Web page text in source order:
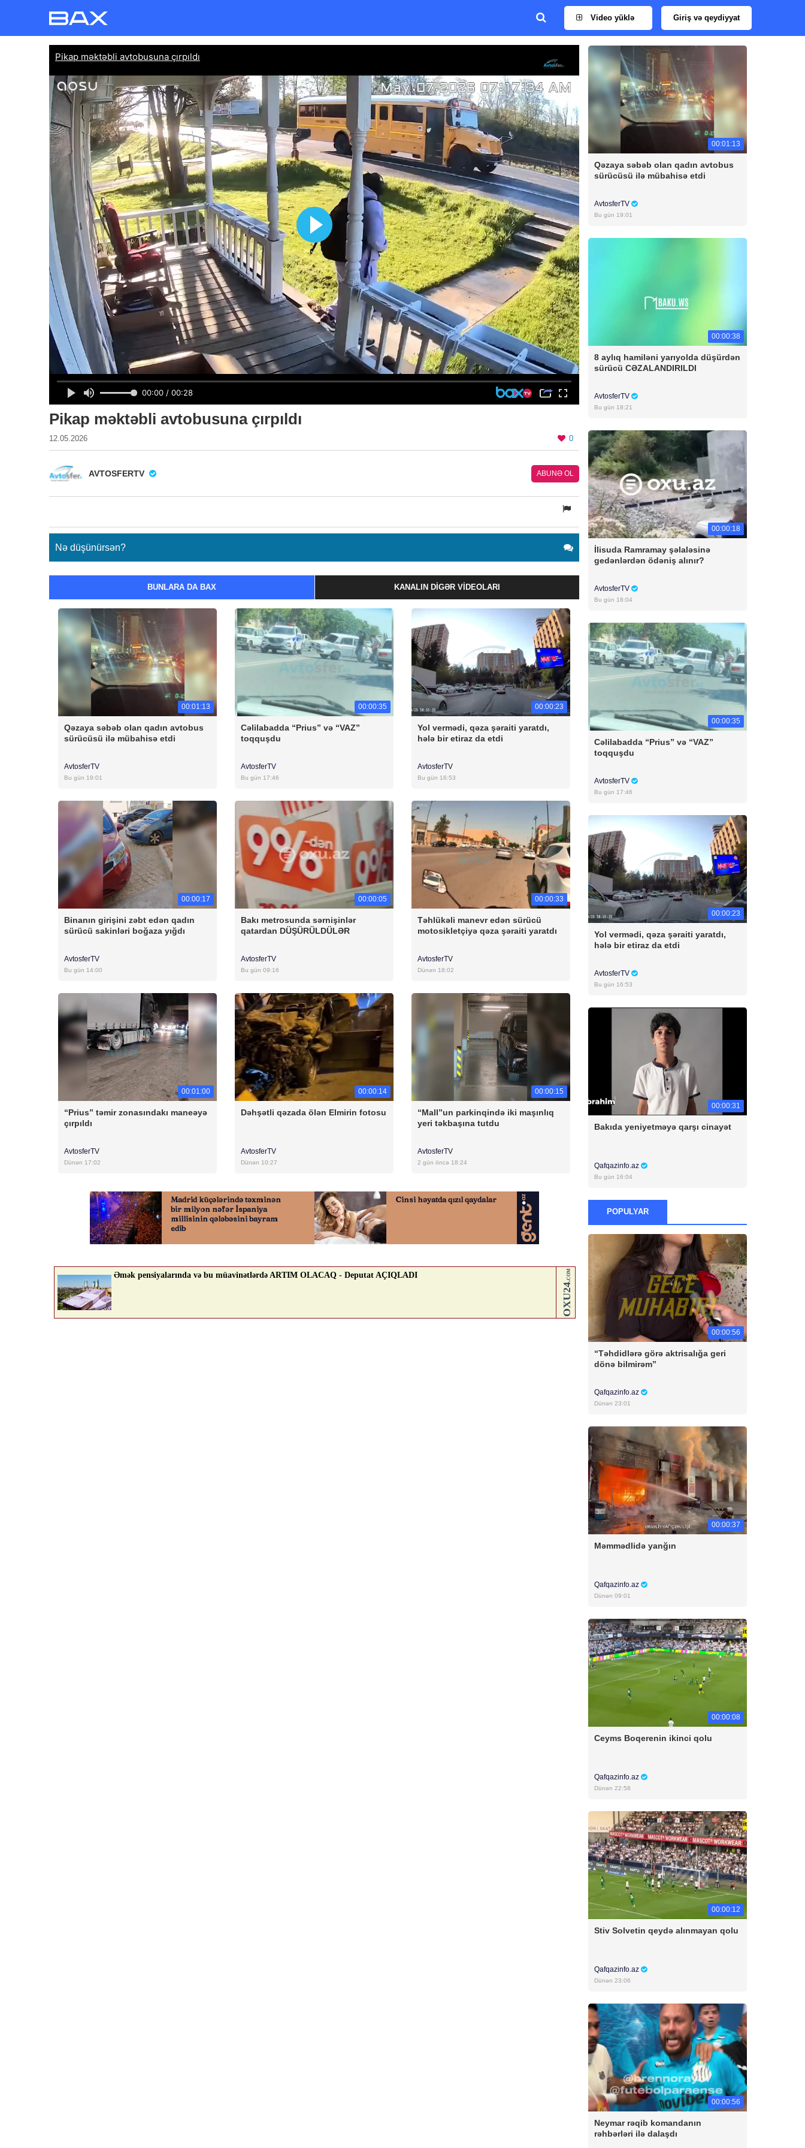
Video yüklə Giriş və qeydiyyat
Pikap məktəbli avtobusuna çırpıldı
12.05.2026 0
AVTOSFERTV ABUNƏ OL
Nə düşünürsən?
BUNLARA DA BAX KANALIN DIGƏR VIDEOLARI
00:01:13
Qəzaya səbəb olan qadın avtobus
sürücüsü ilə mübahisə etdi
AvtosferTV
Bu gün 19:01
00:00:35
Cəlilabadda “Prius” və “VAZ”
toqquşdu
AvtosferTV
Bu gün 17:46
00:00:23
Yol vermədi, qəza şəraiti yaratdı,
hələ bir etiraz da etdi
AvtosferTV
Bu gün 16:53
00:00:17
Binanın girişini zəbt edən qadın
sürücü sakinləri boğaza yığdı
AvtosferTV
Bu gün 14:00
00:00:05
Bakı metrosunda sərnişinlər
qatardan DÜŞÜRÜLDÜLƏR
AvtosferTV
Bu gün 09:16
00:00:33
Təhlükəli manevr edən sürücü
motosikletçiyə qəza şəraiti yaratdı
AvtosferTV
Dünən 18:02
00:01:00
“Prius” təmir zonasındakı maneəyə
çırpıldı
AvtosferTV
Dünən 17:02
00:00:14
Dəhşətli qəzada ölən Elmirin fotosu
AvtosferTV
Dünən 10:27
00:00:15
“Mall”un parkinqində iki maşınlıq
yeri təkbaşına tutdu
AvtosferTV
2 gün öncə 18:24
00:01:13
Qəzaya səbəb olan qadın avtobus
sürücüsü ilə mübahisə etdi
AvtosferTV
Bu gün 19:01
00:00:38
8 aylıq hamiləni yarıyolda düşürdən
sürücü CƏZALANDIRILDI
AvtosferTV
Bu gün 18:21
00:00:18
İlisuda Ramramay şəlaləsinə
gedənlərdən ödəniş alınır?
AvtosferTV
Bu gün 18:04
00:00:35
Cəlilabadda “Prius” və “VAZ”
toqquşdu
AvtosferTV
Bu gün 17:46
00:00:23
Yol vermədi, qəza şəraiti yaratdı,
hələ bir etiraz da etdi
AvtosferTV
Bu gün 16:53
00:00:31
Bakıda yeniyetməyə qarşı cinayət
Qafqazinfo.az
Bu gün 16:04
POPULYAR
00:00:56
“Təhdidlərə görə aktrisalığa geri
dönə bilmirəm”
Qafqazinfo.az
Dünən 23:01
00:00:37
Məmmədlidə yanğın
Qafqazinfo.az
Dünən 09:01
00:00:08
Ceyms Boqerenin ikinci qolu
Qafqazinfo.az
Dünən 22:58
00:00:12
Stiv Solvetin qeydə alınmayan qolu
Qafqazinfo.az
Dünən 23:06
00:00:56
Neymar rəqib komandanın
rəhbərləri ilə dalaşdı